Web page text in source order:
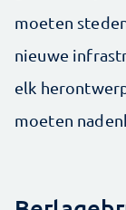
moeten
nieuwe
elk
moeten